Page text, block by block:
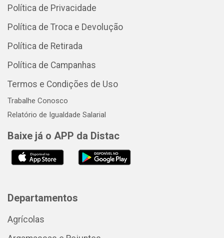
Política de Privacidade
Política de Troca e Devolução
Política de Retirada
Política de Campanhas
Termos e Condições de Uso
Trabalhe Conosco
Relatório de Igualdade Salarial
Baixe já o APP da Distac
Departamentos
Agrícolas